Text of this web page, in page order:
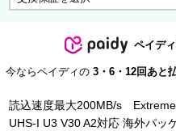
ペイデ
今ならペイディの 3・6・12回あと
読込速度最大200MB/s
UHS-I U3 V30 A2対応 海外パッ